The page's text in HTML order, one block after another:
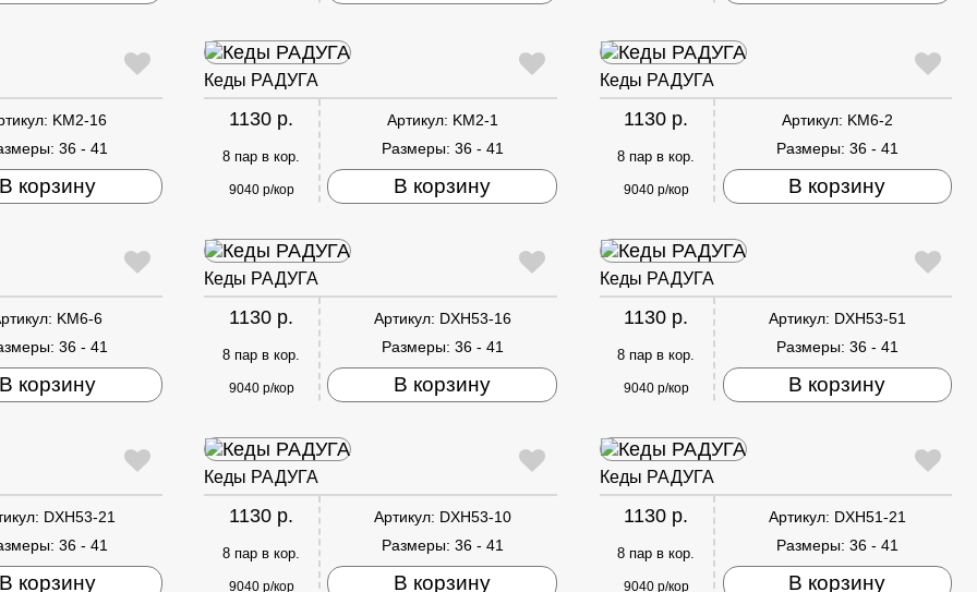
KM2-16
36 - 41
В корзину
Кеды РАДУГА
1130 р.
8 пар в кор.
9040 р/кор
Артикул: KM2-1
Размеры: 36 - 41
В корзину
Кеды РАДУГА
1130 р.
8 пар в кор.
9040 р/кор
Артикул: KM6-2
Размеры: 36 - 41
В корзину
KM6-6
36 - 41
В корзину
Кеды РАДУГА
1130 р.
8 пар в кор.
9040 р/кор
Артикул: DXH53-16
Размеры: 36 - 41
В корзину
Кеды РАДУГА
1130 р.
8 пар в кор.
9040 р/кор
Артикул: DXH53-51
Размеры: 36 - 41
В корзину
DXH53-21
36 - 41
В корзину
Кеды РАДУГА
1130 р.
8 пар в кор.
9040 р/кор
Артикул: DXH53-10
Размеры: 36 - 41
В корзину
Кеды РАДУГА
1130 р.
8 пар в кор.
9040 р/кор
Артикул: DXH51-21
Размеры: 36 - 41
В корзину